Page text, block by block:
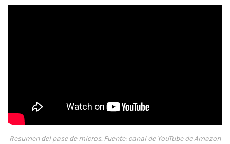
Resumen del pase de micros. Fuente: canal de YouTube de Amazon